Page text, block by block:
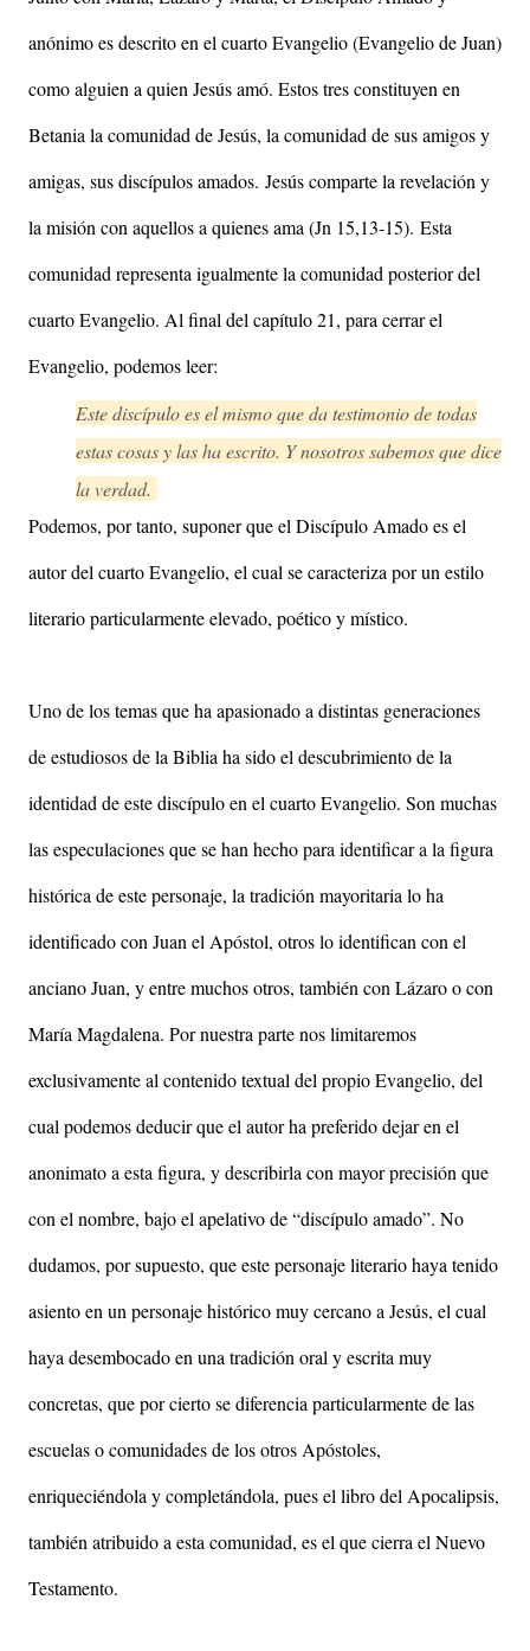
anónimo es descrito en el cuarto Evangelio (Evangelio de Juan)
como alguien a quien Jesús amó. Estos tres constituyen en
Betania la comunidad de Jesús, la comunidad de sus amigos y
amigas, sus discípulos amados. Jesús comparte la revelación y
la misión con aquellos a quienes ama (Jn 15,13-15). Esta
comunidad representa igualmente la comunidad posterior del
cuarto Evangelio. Al final del capítulo 21, para cerrar el
Evangelio, podemos leer:
Este discípulo es el mismo que da testimonio de todas
estas cosas y las ha escrito. Y nosotros sabemos que dice
la verdad.
Podemos, por tanto, suponer que el Discípulo Amado es el
autor del cuarto Evangelio, el cual se caracteriza por un estilo
literario particularmente elevado, poético y místico.
Uno de los temas que ha apasionado a distintas generaciones
de estudiosos de la Biblia ha sido el descubrimiento de la
identidad de este discípulo en el cuarto Evangelio. Son muchas
las especulaciones que se han hecho para identificar a la figura
histórica de este personaje, la tradición mayoritaria lo ha
identificado con Juan el Apóstol, otros lo identifican con el
anciano Juan, y entre muchos otros, también con Lázaro o con
María Magdalena. Por nuestra parte nos limitaremos
exclusivamente al contenido textual del propio Evangelio, del
cual podemos deducir que el autor ha preferido dejar en el
anonimato a esta figura, y describirla con mayor precisión que
con el nombre, bajo el apelativo de “discípulo amado”. No
dudamos, por supuesto, que este personaje literario haya tenido
asiento en un personaje histórico muy cercano a Jesús, el cual
haya desembocado en una tradición oral y escrita muy
concretas, que por cierto se diferencia particularmente de las
escuelas o comunidades de los otros Apóstoles,
enriqueciéndola y completándola, pues el libro del Apocalipsis,
también atribuido a esta comunidad, es el que cierra el Nuevo
Testamento.